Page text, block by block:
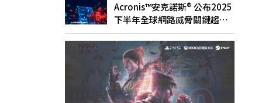
Acronis™安克諾斯® 公布2025
下半年全球網路威脅關鍵趨
勢： AI 攻擊激增、勒索軟體猖
獗